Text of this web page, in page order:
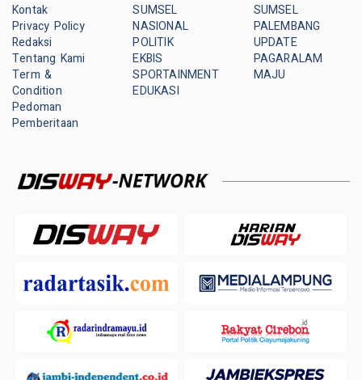
Kontak
Privacy Policy
Redaksi
Tentang Kami
Term &
Condition
Pedoman
Pemberitaan
SUMSEL
NASIONAL
POLITIK
EKBIS
SPORTAINMENT
EDUKASI
SUMSEL
PALEMBANG
UPDATE
PAGARALAM
MAJU